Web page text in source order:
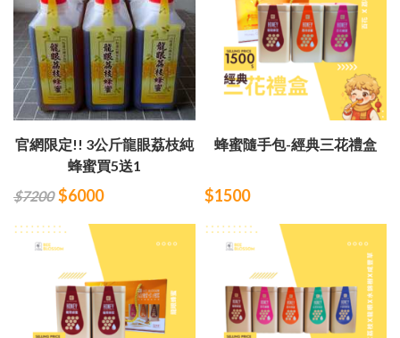
官網限定!! 3公斤龍眼荔枝純
蜂蜜買5送1
$7200 $6000
蜂蜜隨手包-經典三花禮盒
$1500